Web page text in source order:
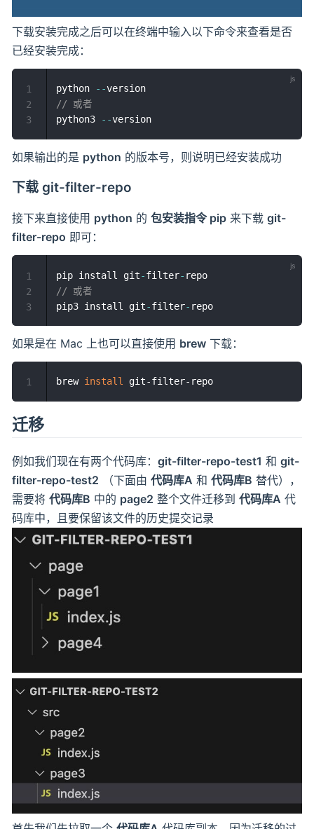
下载安装完成之后可以在终端中输入以下命令来查看是否
已经安装完成：
python --
version
// 或者
python3
-- version
1
2
3
如果输出的是 python 的版本号，则说明已经安装成功
下载 git-filter-repo
接下来直接使用 python 的 包安装指令 pip来下载 git-
filter-repo 即可：
pip install git-filter-
repo
// 或者
pip3 install git-filter- repo
1
2
3
如果是在 Mac 上也可以直接使用 brew下载：
brew install git-filter-repo
1
迁移
例如我们现在有两个代码库： git-filter-repo-test1 和 git-
filter-repo-test2 （下面由 代码库A 和 代码库B 替代），
需要将 代码库B 中的 page2 整个文件迁移到 代码库A 代
码库中，且要保留该文件的历史提交记录